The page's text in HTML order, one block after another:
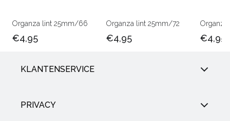
Organza lint 25mm/66
€4,95
Organza lint 25mm/72
€4,95 €4,95
KLANTENSERVICE
PRIVACY